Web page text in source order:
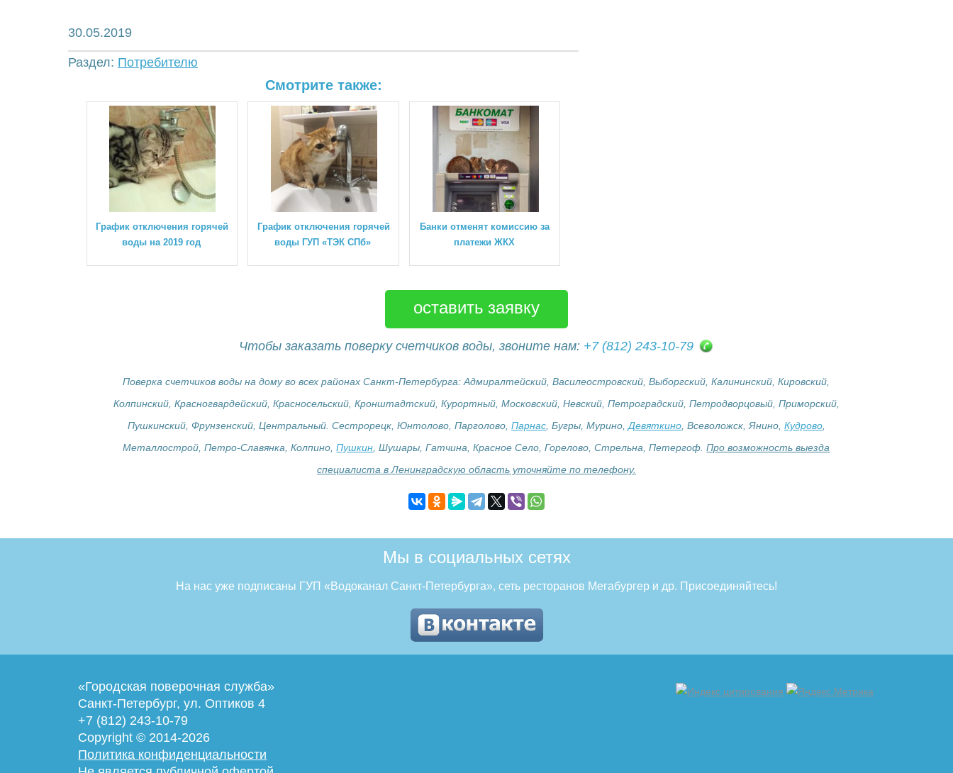
30.05.2019
Раздел: Потребителю
Смотрите также:
График отключения горячей
воды на 2019 год
График отключения горячей
воды ГУП «ТЭК СПб»
Банки отменят комиссию за
платежи ЖКХ
оставить заявку
Чтобы заказать поверку счетчиков воды, звоните нам: +7 (812) 243-10-79
Поверка счетчиков воды на дому во всех районах Санкт-Петербурга: Адмиралтейский, Василеостровский, Выборгский, Калининский, Кировский,
Колпинский, Красногвардейский, Красносельский, Кронштадтский, Курортный, Московский, Невский, Петроградский, Петродворцовый, Приморский,
Пушкинский, Фрунзенский, Центральный. Сестрорецк, Юнтолово, Парголово, Парнас, Бугры, Мурино, Девяткино, Всеволожск, Янино, Кудрово,
Металлострой, Петро-Славянка, Колпино,Пушкин , Шушары, Гатчина, Красное Село, Горелово, Стрельна, Петергоф.Про возможность выезда
специалиста в Ленинградскую область уточняйте по телефону.
Мы в социальных сетях
На нас уже подписаны ГУП «Водоканал Санкт-Петербурга», сеть ресторанов Мегабургер и др. Присоединяйтесь!
«Городская поверочная служба»
Санкт-Петербург,ул. Оптиков 4
+7 (812) 243-10-79
Copyright © 2014-2026
Политика конфиденциальности